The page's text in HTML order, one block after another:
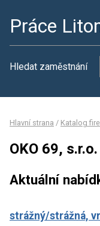
Práce
Hledat zaměstnání
Hlavní strana / Katalog
OKO 69, s.r.o.
Aktuální
strážný/strážná,